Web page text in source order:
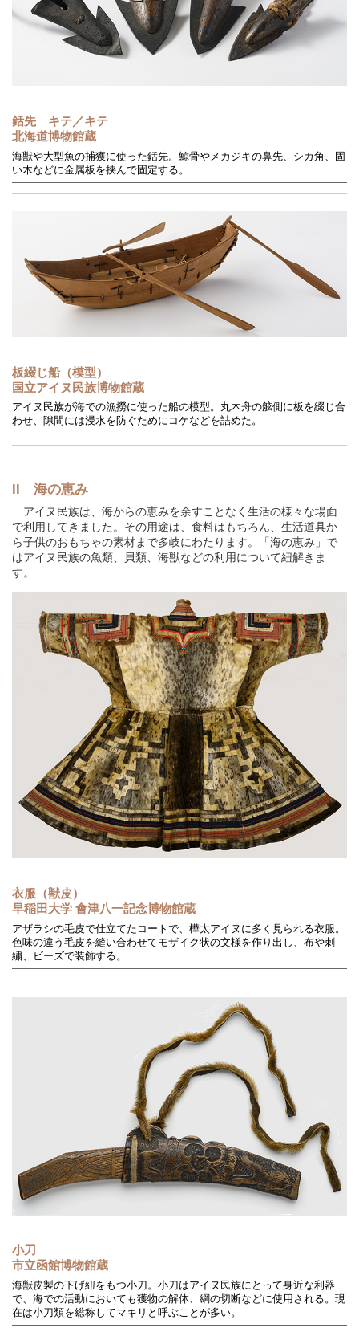
銛先 キテ／キテ
北海道博物館蔵
海獣や大型魚の捕獲に使った銛先。鯨骨やメカジキの鼻先、シカ角、固
い木などに金属板を挟んで固定する。
板綴じ船（模型）
国立アイヌ民族博物館蔵
アイヌ民族が海での漁撈に使った船の模型。丸木舟の舷側に板を綴じ合
わせ、隙間には浸水を防ぐためにコケなどを詰めた。
II 海の恵み
アイヌ民族は、海からの恵みを余すことなく生活の様々な場面
で利用してきました。その用途は、食料はもちろん、生活道具か
ら子供のおもちゃの素材まで多岐にわたります。「海の恵み」で
はアイヌ民族の魚類、貝類、海獣などの利用について紐解きま
す。
衣服（獣皮）
早稲田大学 會津八一記念博物館蔵
アザラシの毛皮で仕立てたコートで、樺太アイヌに多く見られる衣服。
色味の違う毛皮を縫い合わせてモザイク状の文様を作り出し、布や刺
繍、ビーズで装飾する。
小刀
市立函館博物館蔵
海獣皮製の下げ紐をもつ小刀。小刀はアイヌ民族にとって身近な利器
で、海での活動においても獲物の解体、綱の切断などに使用される。現
在は小刀類を総称してマキリと呼ぶことが多い。